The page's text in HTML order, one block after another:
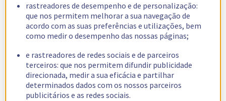
rastreadores de desempenho e de personalização:
que nos permitem melhorar a sua navegação de
acordo com as suas preferências e utilizações, bem
como medir o desempenho das nossas páginas;
e rastreadores de redes sociais e de parceiros
terceiros: que nos permitem difundir publicidade
direcionada, medir a sua eficácia e partilhar
determinados dados com os nossos parceiros
publicitários e as redes sociais.